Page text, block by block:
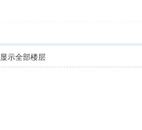
显示全部楼层